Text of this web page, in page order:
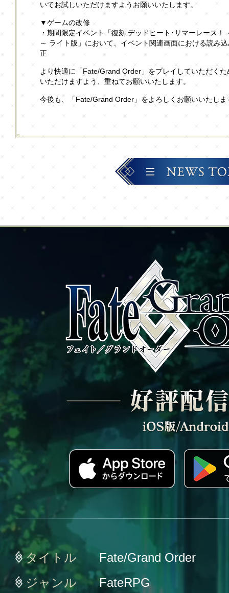
いてお試しいただけますようお願いいたします。
▼ゲームの改修
・期間限定イベント「復刻:デッドヒート･サマーレース
～ ライト版」において、イベント関連画面における読み
正
より快適に「Fate/Grand Order」をプレイしていただく
いただけますよう、重ねてお願いいたします。
今後も、「Fate/Grand Order」をよろしくお願いいたしま
タイトル
Fate/Grand Order
ジャンル
FateRPG